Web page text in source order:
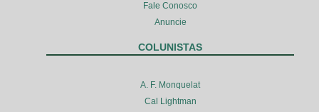
Fale Conosco
Anuncie
COLUNISTAS
A. F. Monquelat
Cal Lightman